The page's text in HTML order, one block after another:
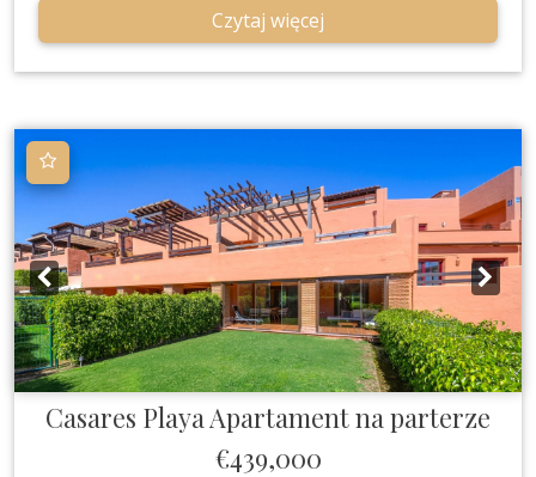
Czytaj więcej
Casares Playa Apartament na parterze
€439,000